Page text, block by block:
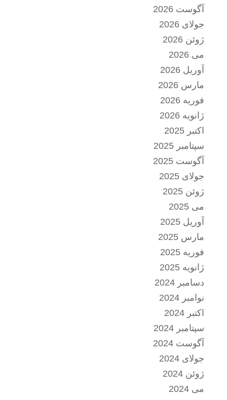
آگوست 2026
جولای 2026
ژوئن 2026
می 2026
آوریل 2026
مارس 2026
فوریه 2026
ژانویه 2026
اکتبر 2025
سپتامبر 2025
آگوست 2025
جولای 2025
ژوئن 2025
می 2025
آوریل 2025
مارس 2025
فوریه 2025
ژانویه 2025
دسامبر 2024
نوامبر 2024
اکتبر 2024
سپتامبر 2024
آگوست 2024
جولای 2024
ژوئن 2024
می 2024